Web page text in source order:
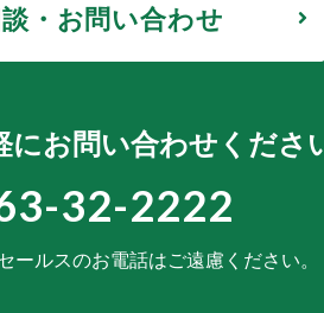
・お問い合わせ
にお問い合わせくださ
32-2222
ールスのお電話はご遠慮ください。